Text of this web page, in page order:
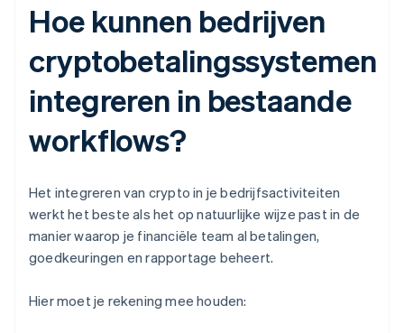
Hoe kunnen bedrijven
cryptobetalingssystemen
integreren in bestaande
workflows?
Het integreren van crypto in je bedrijfsactiviteiten
werkt het beste als het op natuurlijke wijze past in de
manier waarop je financiële team al betalingen,
goedkeuringen en rapportage beheert.
Hier moet je rekening mee houden: